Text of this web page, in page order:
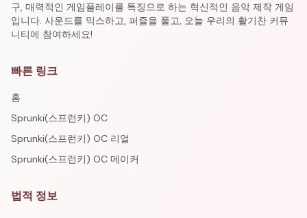
구, 매력적인 게임플레이를 특징으로 하는 혁신적인 음악 제작 게임
입니다. 사운드를 믹스하고, 퍼즐을 풀고, 오늘 우리의 활기찬 커뮤
니티에 참여하세요!
빠른 링크
홈
Sprunki(스프런키) OC
Sprunki(스프런키) OC 리얼
Sprunki(스프런키) OC 메이커
법적 정보